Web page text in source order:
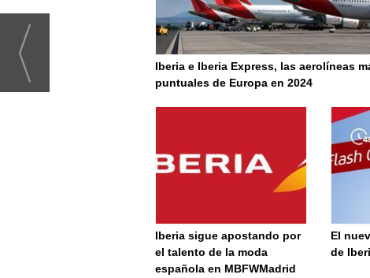
Iberia e Iberia Express, las aerolíneas
puntuales de Europa en 2024
Iberia sigue apostando por
el talento de la moda
española en MBFWMadrid
El
de